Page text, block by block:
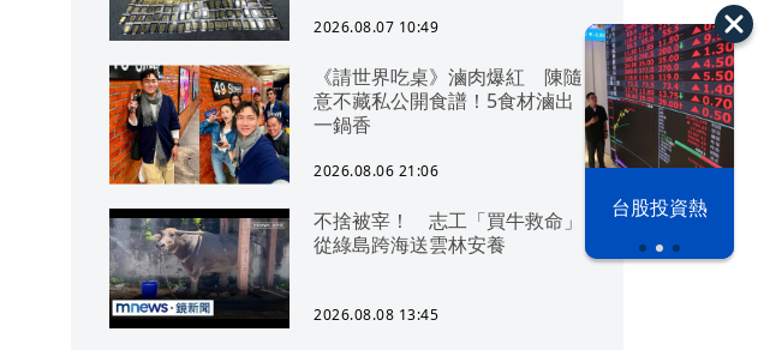
漢光42演習 台股投資熱
2026.08.07 10:49
《請世界吃桌》滷肉爆紅 陳隨
意不藏私公開食譜！5食材滷出
一鍋香
2026.08.06 21:06
不捨被宰！ 志工「買牛救命」
從綠島跨海送雲林安養
2026.08.08 13:45